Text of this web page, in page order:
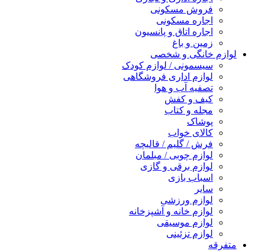
فروش مسکونی
اجاره مسکونی
اجاره اتاق و پانسیون
زمین و باغ
لوازم خانگی و شخصی
سیسمونی / لوازم کودک
لوازم اداری فروشگاهی
تصفیه آب و هوا
کیف و کفش
مجله و کتاب
پوشاک
کالای خواب
فرش / گلیم / قالیچه
لوازم چوبی / مبلمان
لوازم برقی و گازی
اسباب بازی
سایر
لوازم ورزشی
لوازم خانه و آشپزخانه
لوازم موسیقی
لوازم تزئینی
متفرقه